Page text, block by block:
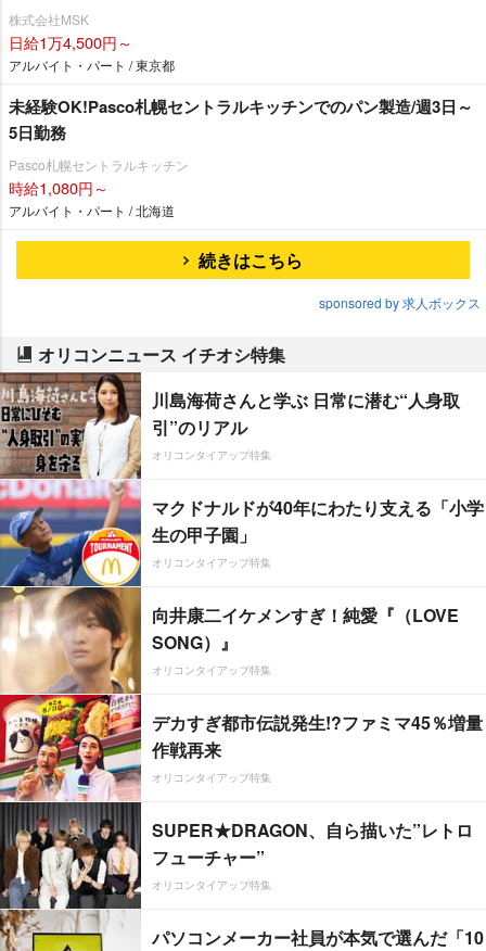
株式会社MSK
日給1万4,500円～
アルバイト・パート / 東京都
未経験OK!Pasco札幌セントラルキッチンでのパン製造/週3日～
5日勤務
Pasco札幌セントラルキッチン
時給1,080円～
アルバイト・パート / 北海道
続きはこちら
sponsored by 求人ボックス
オリコンニュース イチオシ特集
川島海荷さんと学ぶ 日常に潜む“人身取
引”のリアル
オリコンタイアップ特集
マクドナルドが40年にわたり支える「小学
生の甲子園」
オリコンタイアップ特集
向井康二イケメンすぎ！純愛『（LOVE
SONG）』
オリコンタイアップ特集
デカすぎ都市伝説発生!?ファミマ45％増量
作戦再来
オリコンタイアップ特集
SUPER★DRAGON、自ら描いた”レトロ
フューチャー”
オリコンタイアップ特集
パソコンメーカー社員が本気で選んだ「10